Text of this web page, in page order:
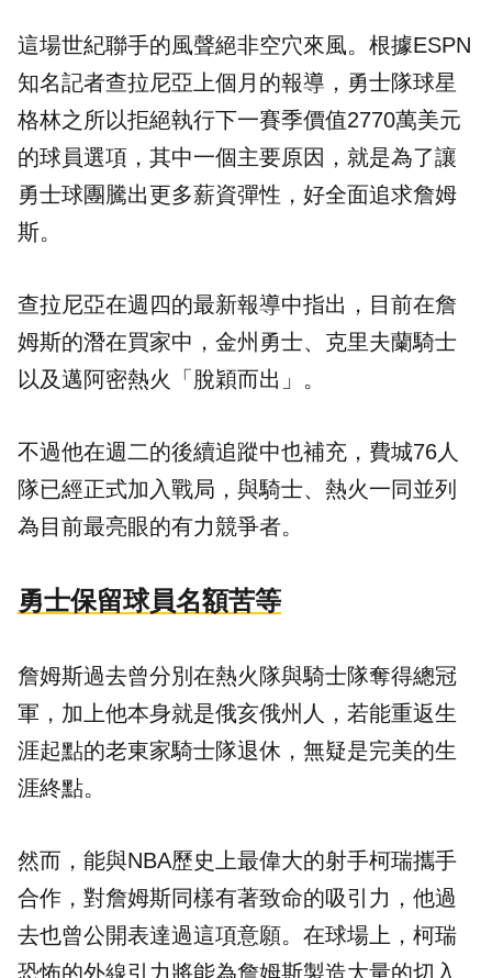
這場世紀聯手的風聲絕非空穴來風。根據ESPN
知名記者查拉尼亞上個月的報導，勇士隊球星
格林之所以拒絕執行下一賽季價值2770萬美元
的球員選項，其中一個主要原因，就是為了讓
勇士球團騰出更多薪資彈性，好全面追求詹姆
斯。
查拉尼亞在週四的最新報導中指出，目前在詹
姆斯的潛在買家中，金州勇士、克里夫蘭騎士
以及邁阿密熱火「脫穎而出」。
不過他在週二的後續追蹤中也補充，費城76人
隊已經正式加入戰局，與騎士、熱火一同並列
為目前最亮眼的有力競爭者。
勇士保留球員名額苦等
詹姆斯過去曾分別在熱火隊與騎士隊奪得總冠
軍，加上他本身就是俄亥俄州人，若能重返生
涯起點的老東家騎士隊退休，無疑是完美的生
涯終點。
然而，能與NBA歷史上最偉大的射手柯瑞攜手
合作，對詹姆斯同樣有著致命的吸引力，他過
去也曾公開表達過這項意願。在球場上，柯瑞
恐怖的外線引力將能為詹姆斯製造大量的切入